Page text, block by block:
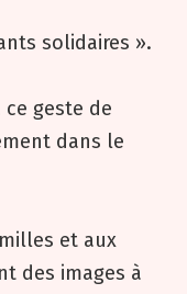
solidaires ».
geste de
dans le
et aux
des images à